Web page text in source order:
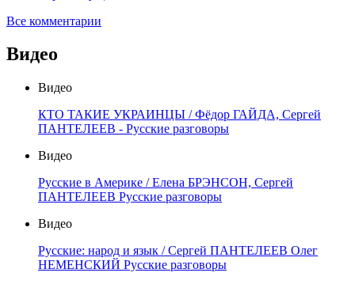
Все комментарии
Видео
Видео
КТО ТАКИЕ УКРАИНЦЫ / Фёдор ГАЙДА, Сергей
ПАНТЕЛЕЕВ - Русские разговоры
Видео
Русские в Америке / Елена БРЭНСОН, Сергей
ПАНТЕЛЕЕВ Русские разговоры
Видео
Русские: народ и язык / Сергей ПАНТЕЛЕЕВ Олег
НЕМЕНСКИЙ Русские разговоры